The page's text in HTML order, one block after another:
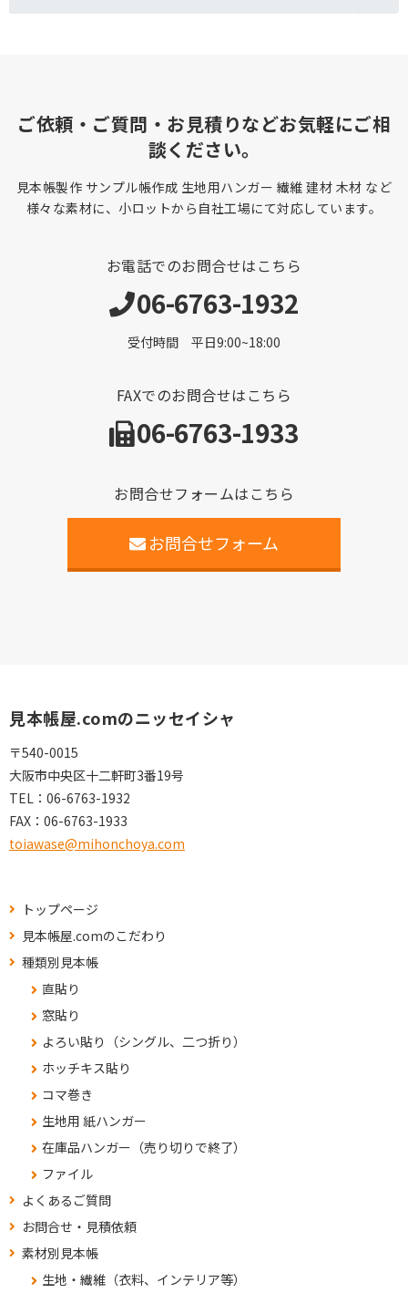
ご依頼・ご質問・お見積りなどお気軽にご相
談ください。
見本帳製作 サンプル帳作成 生地用ハンガー 繊維 建材 木材 など
様々な素材に、小ロットから自社工場にて対応しています。
お電話でのお問合せはこちら
06-6763-1932
受付時間 平日9:00~18:00
FAXでのお問合せはこちら
06-6763-1933
お問合せフォームはこちら
お問合せフォーム
見本帳屋.comのニッセイシャ
〒540-0015
大阪市中央区十二軒町3番19号
TEL： 06-6763-1932
FAX： 06-6763-1933
toiawase@mihonchoya.com
トップページ
見本帳屋.comのこだわり
種類別見本帳
直貼り
窓貼り
よろい貼り（シングル、二つ折り）
ホッチキス貼り
コマ巻き
生地用 紙ハンガー
在庫品ハンガー（売り切りで終了）
ファイル
よくあるご質問
お問合せ・見積依頼
素材別見本帳
生地・繊維（衣料、インテリア等）